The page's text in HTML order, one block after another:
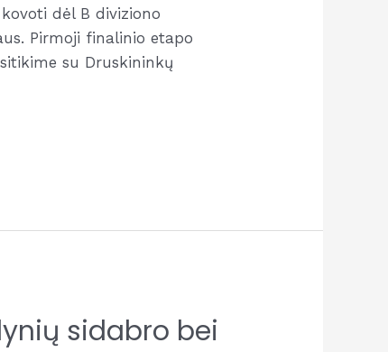
dėl B diviziono
Pirmoji finalinio etapo
su Druskininkų
sidabro bei